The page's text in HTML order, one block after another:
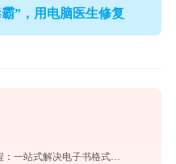
”，用电脑医生修复
Calibre电子书管理工具使用教程：一站式解决电子书格式转换、元数据管理与设备同步